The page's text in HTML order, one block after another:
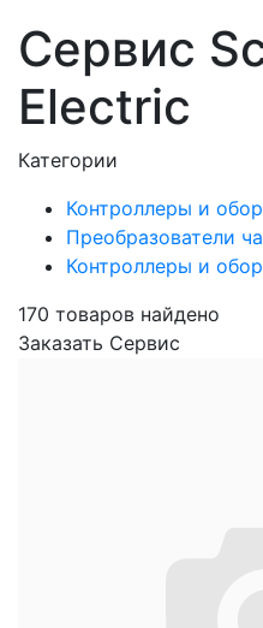
Сервис
Electric
Категории
Контроллеры и
Преобразователи
Контроллеры и
170 товаров найдено
Заказать Сервис